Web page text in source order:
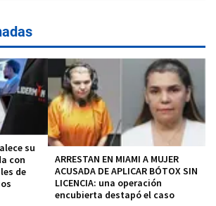
su
con
de
ARRESTAN EN MIAMI A MUJER
ACUSADA DE APLICAR BÓTOX SIN
LICENCIA: una operación
encubierta destapó el caso